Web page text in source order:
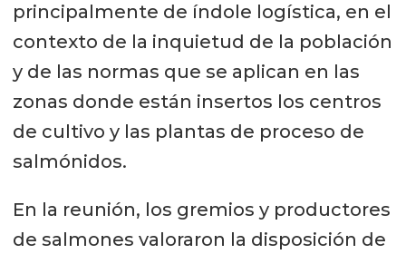
principalmente de índole logística, en el
contexto de la inquietud de la población
y de las normas que se aplican en las
zonas donde están insertos los centros
de cultivo y las plantas de proceso de
salmónidos.
En la reunión, los gremios y productores
de salmones valoraron la disposición de